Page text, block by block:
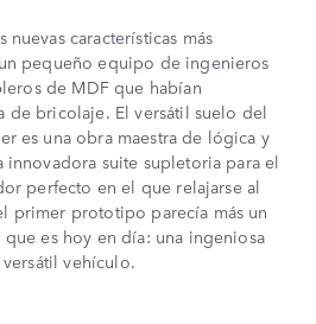
características más
pequeño equipo de ingenieros
de MDF que habían
de bricolaje. El versátil suelo del
es una obra maestra de lógica y
suite supletoria para el
perfecto en el que relajarse al
primer prototipo parecía más un
es hoy en día: una ingeniosa
vehículo.